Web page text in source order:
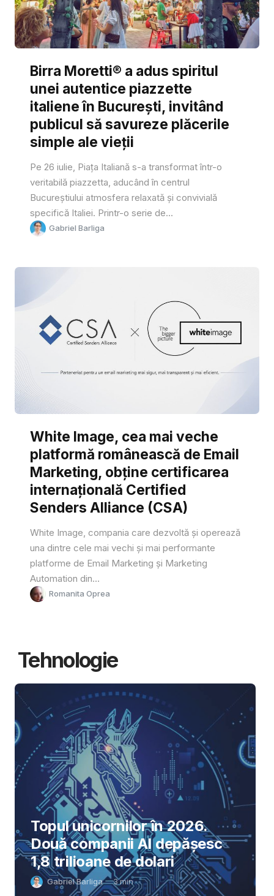
Birra Moretti® a adus spiritul
unei autentice piazzette
italiene în București, invitând
publicul să savureze plăcerile
simple ale vieții
Pe 26 iulie, Piața Italiană s-a transformat într-o
veritabilă piazzetta, aducând în centrul
Bucureștiului atmosfera relaxată și convivială
specifică Italiei. Printr-o serie de...
Gabriel Barliga
White Image, cea mai veche
platformă românească de Email
Marketing, obține certificarea
internațională Certified
Senders Alliance (CSA)
White Image, compania care dezvoltă și operează
una dintre cele mai vechi și mai performante
platforme de Email Marketing și Marketing
Automation din...
Romanita Oprea
Tehnologie
Topul unicornilor în 2026.
Două companii AI depășesc
1,8 trilioane de dolari
Gabriel Barliga 3min